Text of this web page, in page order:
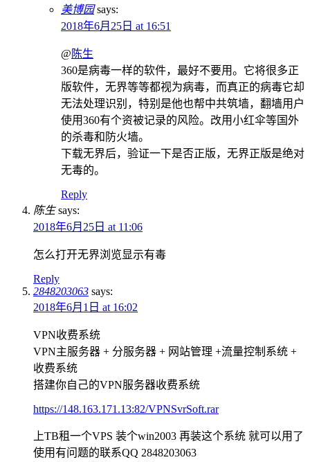
美博园 says:
2018年6月25日 at 16:51
@ 陈生
360是病毒一样的软件，最好不要用。它将很多正
版软件，无界等等都视为病毒，而真正的病毒它却
无法处理识别，特别是他也帮中共筑墙，翻墙用户
使用360有个资被记录的风险。改用小红伞等国外
的杀毒和防火墙。
下载无界后，验证一下是否正版，无界正版是绝对
无毒的。
Reply
陈生 says:
2018年6月25日 at 11:06
怎么打开无界浏览显示有毒
Reply
2848203063 says:
2018年6月1日 at 16:02
VPN收费系统
VPN主服务器 + 分服务器 + 网站管理 +流量控制系统 +
收费系统
搭建你自己的VPN服务器收费系统
https://148.163.171.13:82/VPNSvrSoft.rar
上TB租一个VPS 装个win2003 再装这个系统 就可以用了
使用有问题的联系QQ 2848203063